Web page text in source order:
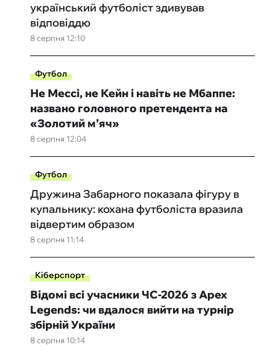
8 серпня 12:10
український футболіст здивував
відповіддю
Футбол
8 серпня 12:04
Не Мессі, не Кейн і навіть не Мбаппе:
названо головного претендента на
«Золотий м’яч»
Футбол
8 серпня 11:14
Дружина Забарного показала фігуру в
купальнику: кохана футболіста вразила
відвертим образом
Кіберспорт
8 серпня 10:14
Відомі всі учасники ЧС-2026 з Apex
Legends: чи вдалося вийти на турнір
збірній України